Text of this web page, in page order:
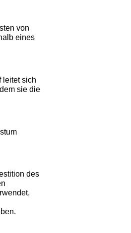
von
eines
leitet sich
sie die
des